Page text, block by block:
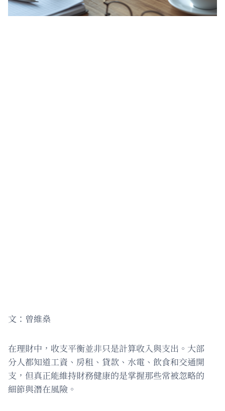
文：曾維燊
在理財中，收支平衡並非只是計算收入與支出。大部
分人都知道工資、房租、貸款、水電、飲食和交通開
支，但真正能維持財務健康的是掌握那些常被忽略的
細節與潛在風險。